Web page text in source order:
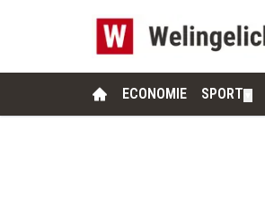
ECONOMIE SPORT